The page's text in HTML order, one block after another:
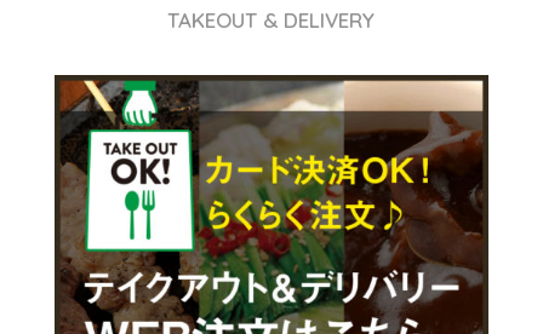
TAKEOUT & DELIVERY